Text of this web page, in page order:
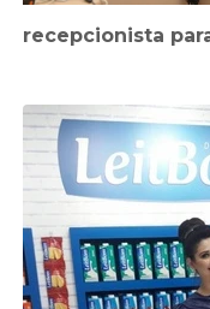
recepcionista